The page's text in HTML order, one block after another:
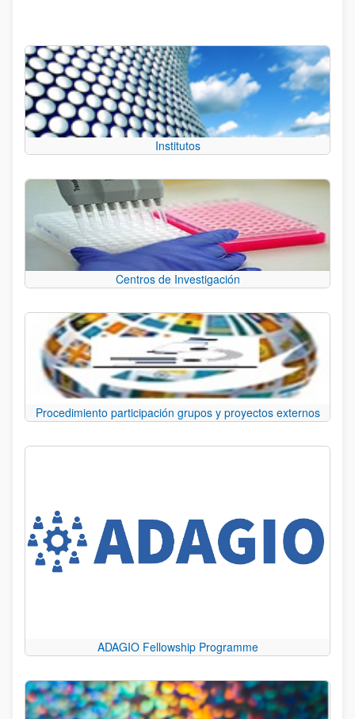
Institutos
Centros de Investigación
Procedimiento participación grupos y proyectos externos
ADAGIO Fellowship Programme